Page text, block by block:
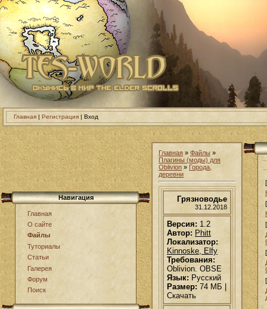
Главная| Регистрация| Вход
Навигация
Главная
О сайте
Файлы
Туториалы
Статьи
Галерея
Форум
Поиск
Главная » Файлы »
Плагины (моды) для
Oblivion » Города,
деревни
Грязноводье
31.12.2018
Версия: 1.2
Автор: Phitt
Локализатор:
Kinnoske, Elfy
Требования:
Oblivion. OBSE
Язык: Русский
Размер: 74 МБ |
Скачать